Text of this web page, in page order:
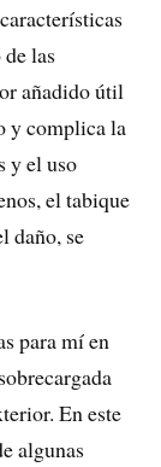
las
añadido útil
y complica la
y el uso
el tabique
daño, se
para mí en
En este
algunas